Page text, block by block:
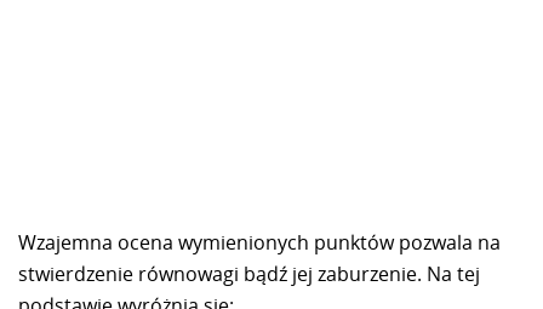
Wzajemna ocena wymienionych punktów pozwala na
stwierdzenie równowagi bądź jej zaburzenie. Na tej